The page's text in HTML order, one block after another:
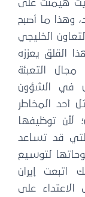
على
ما أصبح
الخليجي
أيضاً[8]. هذا القلق يعززه
التعبئة
الشؤون
المخاطر
توظيفها
تساعد
لتوسيع
اتبعت إيران
على